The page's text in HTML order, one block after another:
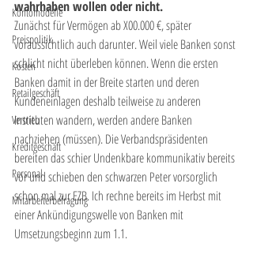
Kontomodelle
Preispolitik
Kosten
Retailgeschäft
Vertrieb
Kreditgeschäft
Personal
Mitarbeiterbefragung
wahrhaben wollen oder nicht.
Zunächst für Vermögen ab X00.000 €, später
voraussichtlich auch darunter. Weil viele Banken sonst
schlicht nicht überleben können. Wenn die ersten
Banken damit in der Breite starten und deren
Kundeneinlagen deshalb teilweise zu anderen
Instituten wandern, werden andere Banken
nachziehen (müssen). Die Verbandspräsidenten
bereiten das schier Undenkbare kommunikativ bereits
vor und schieben den schwarzen Peter vorsorglich
schon mal zur EZB. Ich rechne bereits im Herbst mit
einer Ankündigungswelle von Banken mit
Umsetzungsbeginn zum 1.1.